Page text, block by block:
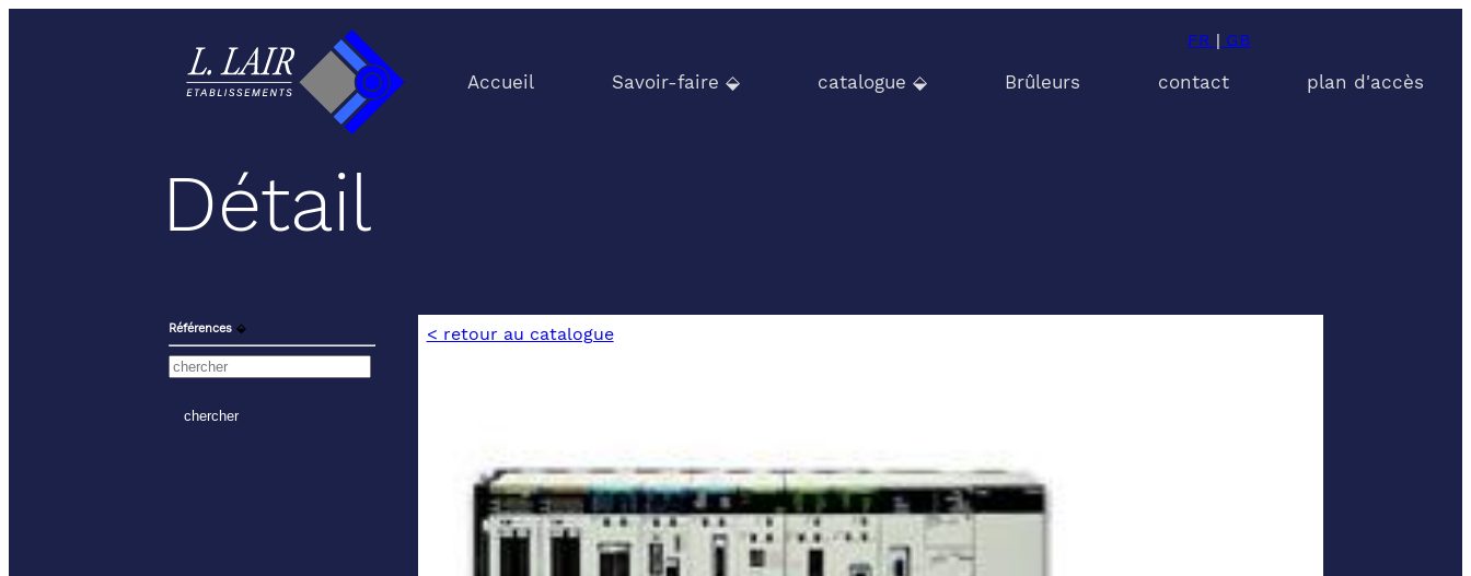
FR | GB
Accueil Savoir-faire ⬙ catalogue ⬙ Brûleurs contact plan d'accès
Détail
Références ⬙ < retour au catalogue